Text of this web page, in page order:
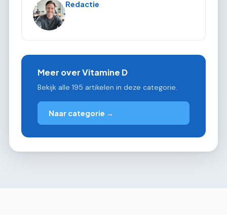
Redactie
Meer over Vitamine D
Bekijk alle 195 artikelen in deze categorie.
Naar categorie →